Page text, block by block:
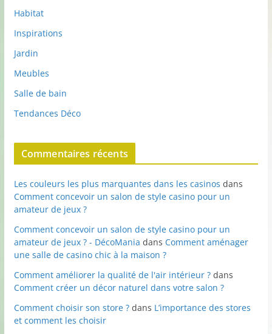
Habitat
Inspirations
Jardin
Meubles
Salle de bain
Tendances Déco
Commentaires récents
Les couleurs les plus marquantes dans les casinos dans
Comment concevoir un salon de style casino pour un
amateur de jeux ?
Comment concevoir un salon de style casino pour un
amateur de jeux ? - DécoMania dans Comment aménager
une salle de casino chic à la maison ?
Comment améliorer la qualité de l'air intérieur ?dans
Comment créer un décor naturel dans votre salon ?
Comment choisir son store ?dans L’importance des stores
et comment les choisir